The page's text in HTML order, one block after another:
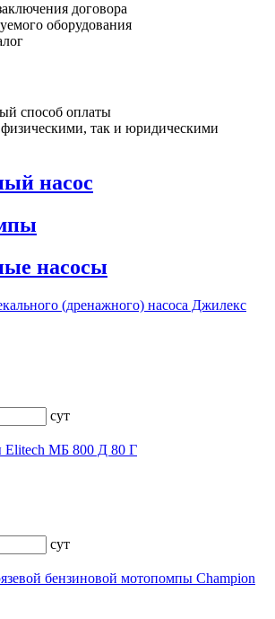
договора
оборудования
способ оплаты
физическими, так и юридическими
насос
насосы
(дренажного) насоса Джилекс
сут
Elitech МБ 800 Д 80 Г
сут
бензиновой мотопомпы Champion